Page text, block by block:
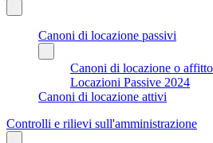
Canoni di locazione passivi
Canoni di locazione o
Locazioni Passive 2024
Canoni di locazione attivi
Controlli e rilievi sull'amministrazione